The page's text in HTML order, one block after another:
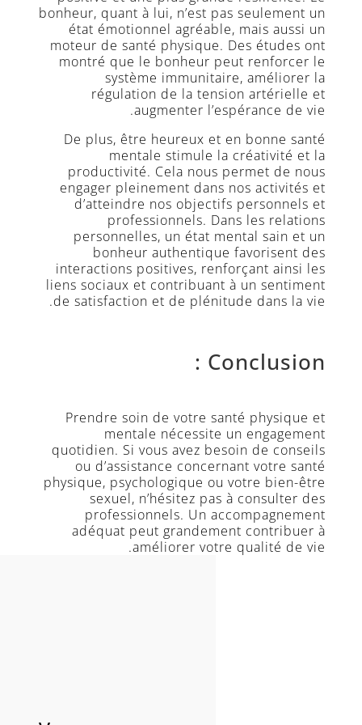
bonheur, quant à lui, n’est pas seulement un
état émotionnel agréable, mais aussi un
moteur de santé physique. Des études ont
montré que le bonheur peut renforcer le
système immunitaire, améliorer la
régulation de la tension artérielle et
augmenter l’espérance de vie.
De plus, être heureux et en bonne santé
mentale stimule la créativité et la
productivité. Cela nous permet de nous
engager pleinement dans nos activités et
d’atteindre nos objectifs personnels et
professionnels. Dans les relations
personnelles, un état mental sain et un
bonheur authentique favorisent des
interactions positives, renforçant ainsi les
liens sociaux et contribuant à un sentiment
de satisfaction et de plénitude dans la vie.
Conclusion :
Prendre soin de votre santé physique et
mentale nécessite un engagement
quotidien. Si vous avez besoin de conseils
ou d’assistance concernant votre santé
physique, psychologique ou votre bien-être
sexuel, n’hésitez pas à consulter des
professionnels. Un accompagnement
adéquat peut grandement contribuer à
améliorer votre qualité de vie.